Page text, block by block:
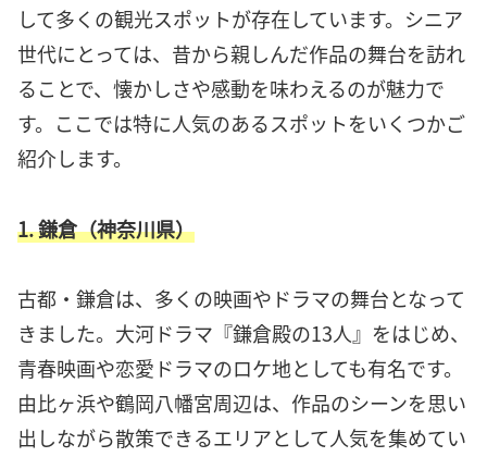
して多くの観光スポットが存在しています。シニア
世代にとっては、昔から親しんだ作品の舞台を訪れ
ることで、懐かしさや感動を味わえるのが魅力で
す。ここでは特に人気のあるスポットをいくつかご
紹介します。
1. 鎌倉（神奈川県）
古都・鎌倉は、多くの映画やドラマの舞台となって
きました。大河ドラマ『鎌倉殿の13人』をはじめ、
青春映画や恋愛ドラマのロケ地としても有名です。
由比ヶ浜や鶴岡八幡宮周辺は、作品のシーンを思い
出しながら散策できるエリアとして人気を集めてい